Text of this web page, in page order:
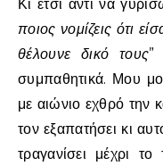
Κι έτσι αντί να
ποιος νομίζεις ότι
θέλουνε δικό τους”
συμπαθητικά. Μου
με αιώνιο εχθρό την
τον εξαπατήσει κι
τραγανίσει μέχρι